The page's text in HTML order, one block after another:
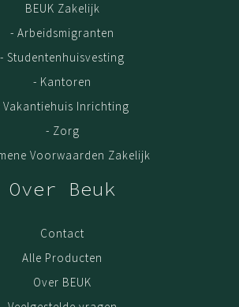
BEUK Zakelijk
- Arbeidsmigranten
- Studentenhuisvesting
- Kantoren
Vakantiehuis Inrichting
- Zorg
Voorwaarden Zakelijk
Over Beuk
Contact
Alle Producten
Over BEUK